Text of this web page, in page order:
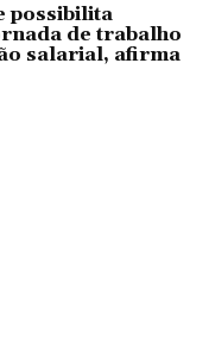
possibilita
de trabalho
salarial, afirma